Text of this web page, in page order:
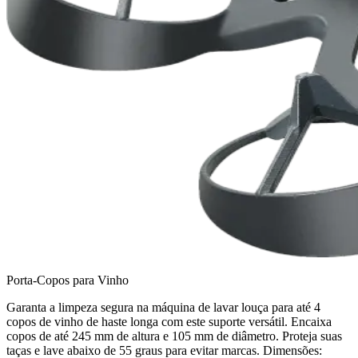
Porta-Copos para Vinho
Garanta a limpeza segura na máquina de lavar louça para até 4
copos de vinho de haste longa com este suporte versátil. Encaixa
copos de até 245 mm de altura e 105 mm de diâmetro. Proteja suas
taças e lave abaixo de 55 graus para evitar marcas. Dimensões: